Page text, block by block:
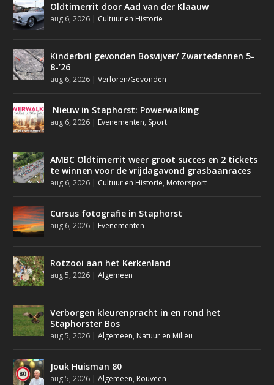
Oldtimerrit door Aad van der Klaauw
aug 6, 2026 | Cultuur en Historie
Kinderbril gevonden Bosvijver/ Zwartedennen 5-
8-’26
aug 6, 2026 |Verloren/Gevonden
Nieuw in Staphorst: Powerwalking
aug 6, 2026 | Evenementen, Sport
AMBC Oldtimerrit weer groot succes en 2 tickets
te winnen voor de vrijdagavond grasbaanraces
aug 6, 2026 | Cultuur en Historie, Motorsport
Cursus fotografie in Staphorst
aug 6, 2026 | Evenementen
Rotzooi aan het Kerkenland
aug 5, 2026 |Algemeen
Verborgen kleurenpracht in en rond het
Staphorster Bos
aug 5, 2026 |Algemeen, Natuur en Milieu
Jouk Huisman 80
aug 5, 2026 |Algemeen, Rouveen